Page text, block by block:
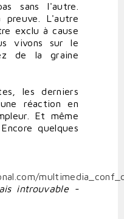
sans l'autre.
preuve. L'autre
exclu à cause
vivons sur le
de la graine
les derniers
réaction en
Et même
quelques
introuvable -